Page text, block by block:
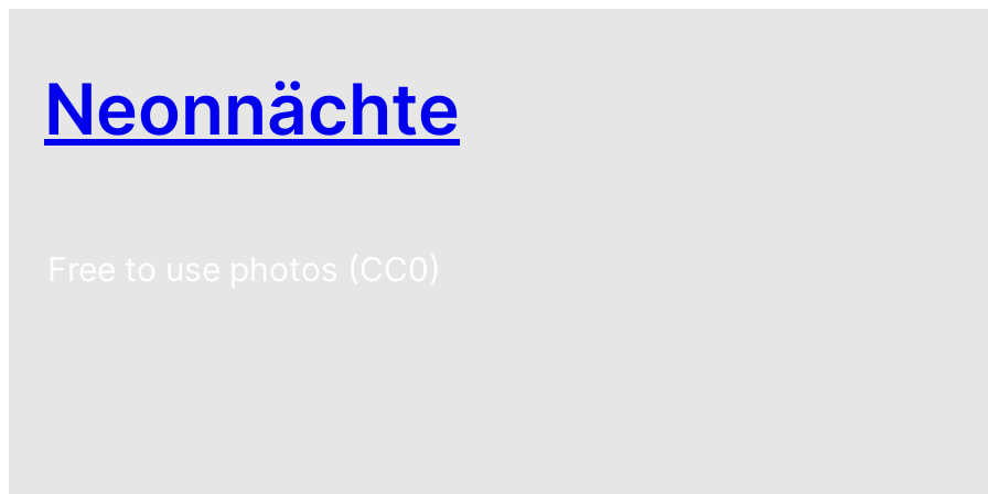
springen
Neonnächte
Free to use photos (CC0)